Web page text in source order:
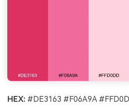
HEX: #DE3163 #F06A9A